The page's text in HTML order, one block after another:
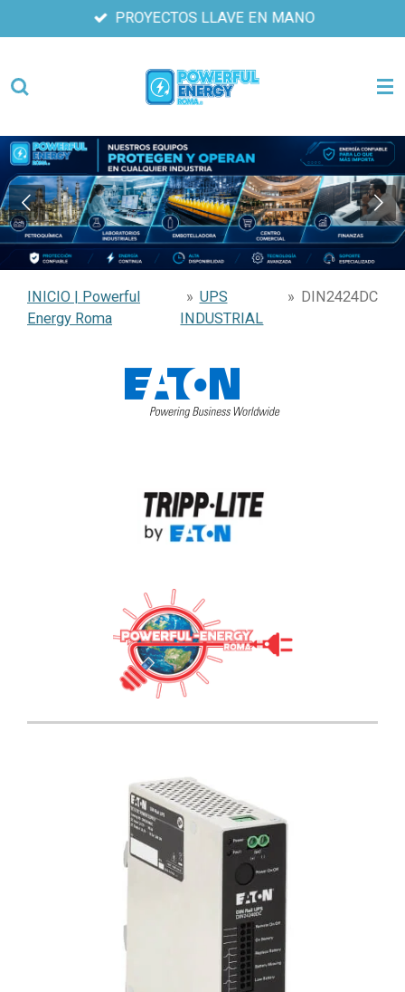
al
principal
PROYECTOS LLAVE EN MANO
INICIO | Powerful
Energy Roma
» UPS
INDUSTRIAL
» DIN2424DC